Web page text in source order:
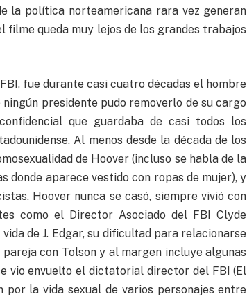
la política norteamericana rara vez generan
queda muy lejos de los grandes trabajos
fue durante casi cuatro décadas el hombre
ningún presidente pudo removerlo de su cargo
que guardaba de casi todos los
Al menos desde la década de los
de Hoover (incluso se habla de la
donde aparece vestido con ropas de mujer), y
Hoover nunca se casó, siempre vivió con
como el Director Asociado del FBI Clyde
de J. Edgar, su dificultad para relacionarse
con Tolson y al margen incluye algunas
vio envuelto el dictatorial director del FBI (El
la vida sexual de varios personajes entre